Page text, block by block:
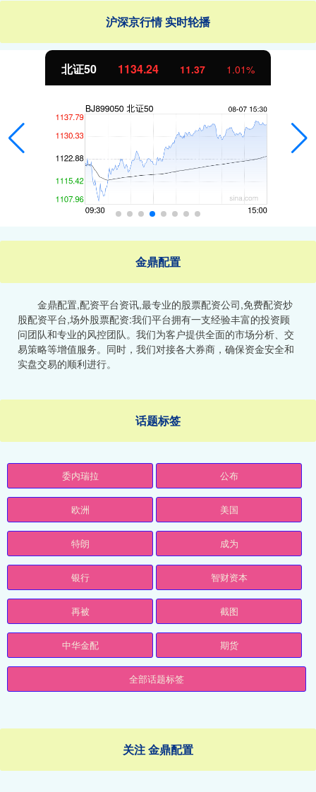
沪深京行情 实时轮播
北证50 1134.24 11.37 1.01%
金鼎配置
金鼎配置,配资平台资讯,最专业的股票配资公司,免费配资炒
股配资平台,场外股票配资:我们平台拥有一支经验丰富的投资顾
问团队和专业的风控团队。我们为客户提供全面的市场分析、交
易策略等增值服务。同时，我们对接各大券商，确保资金安全和
实盘交易的顺利进行。
话题标签
委内瑞拉 公布
欧洲 美国
特朗 成为
银行 智财资本
再被 截图
中华金配 期货
全部话题标签
关注 金鼎配置